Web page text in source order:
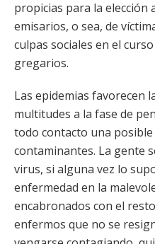
propicias para la elección
emisarios, o sea, de
culpas sociales en el
gregarios.
Las epidemias favorecen
multitudes a la fase de
todo contacto una
contaminantes. La gente
virus, si alguna vez lo
enfermedad en la
encabronados con el
enfermos que no se